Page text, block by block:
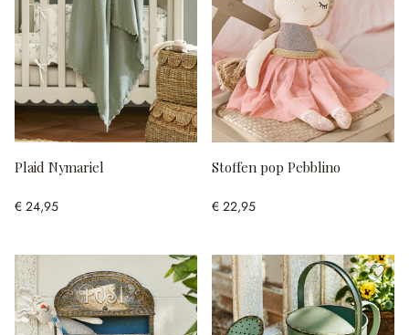
Plaid Nymariel
€ 24,95
Stoffen pop Pebblino
€ 22,95